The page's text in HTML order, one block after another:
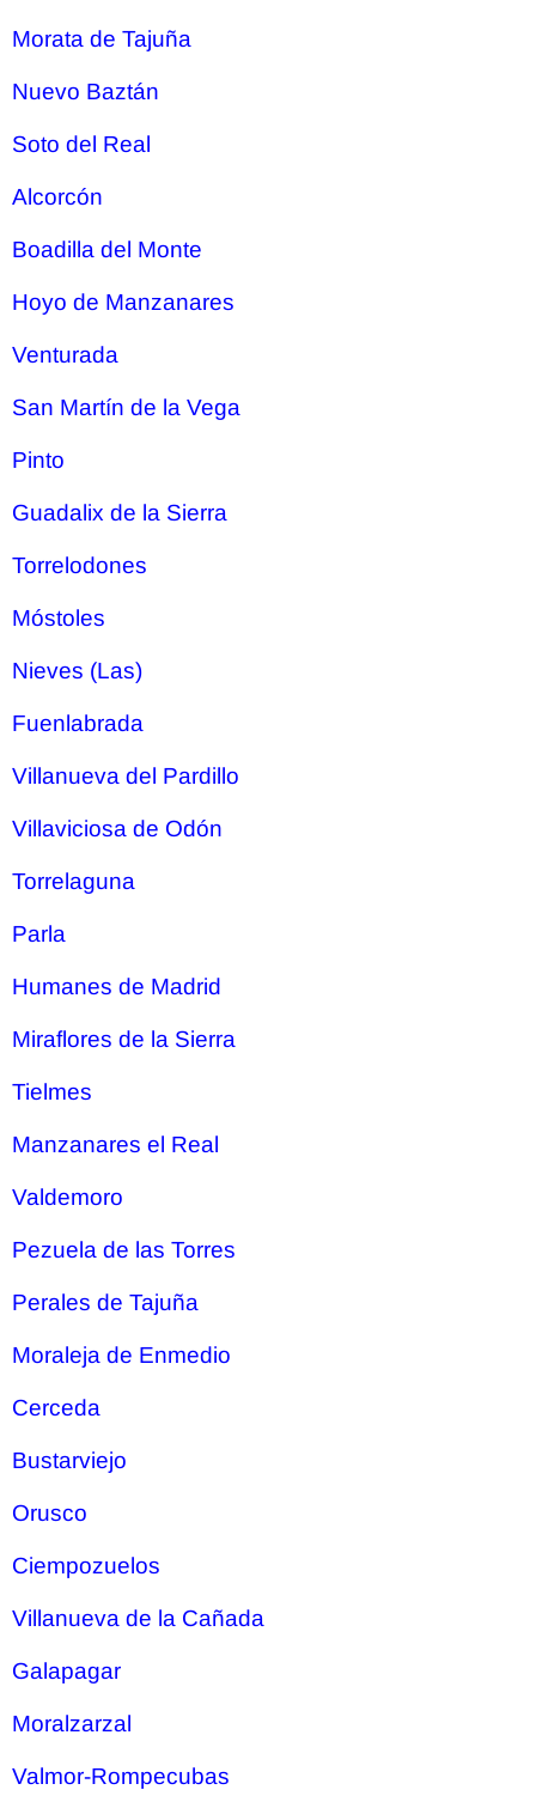
Morata de Tajuña
Nuevo Baztán
Soto del Real
Alcorcón
Boadilla del Monte
Hoyo de Manzanares
Venturada
San Martín de la Vega
Pinto
Guadalix de la Sierra
Torrelodones
Móstoles
Nieves (Las)
Fuenlabrada
Villanueva del Pardillo
Villaviciosa de Odón
Torrelaguna
Parla
Humanes de Madrid
Miraflores de la Sierra
Tielmes
Manzanares el Real
Valdemoro
Pezuela de las Torres
Perales de Tajuña
Moraleja de Enmedio
Cerceda
Bustarviejo
Orusco
Ciempozuelos
Villanueva de la Cañada
Galapagar
Moralzarzal
Valmor-Rompecubas